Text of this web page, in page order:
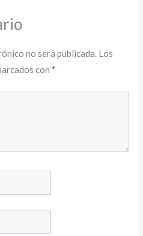
no será publicada. Los
con *